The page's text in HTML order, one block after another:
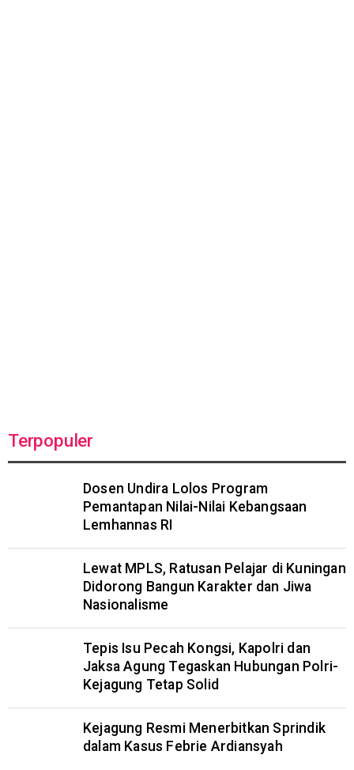
Terpopuler
Dosen Undira Lolos Program
Pemantapan Nilai-Nilai Kebangsaan
Lemhannas RI
Lewat MPLS, Ratusan Pelajar di Kuningan
Didorong Bangun Karakter dan Jiwa
Nasionalisme
Tepis Isu Pecah Kongsi, Kapolri dan
Jaksa Agung Tegaskan Hubungan Polri-
Kejagung Tetap Solid
Kejagung Resmi Menerbitkan Sprindik
dalam Kasus Febrie Ardiansyah